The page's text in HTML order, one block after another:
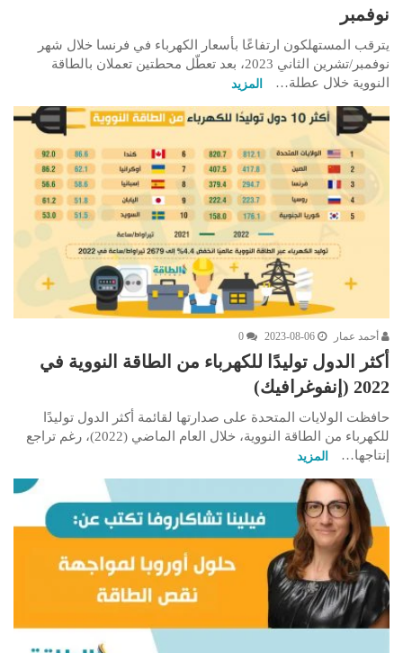
نوفمبر
يترقب المستهلكون ارتفاعًا بأسعار الكهرباء في فرنسا خلال شهر
نوفمبر/تشرين الثاني 2023، بعد تعطّل محطتين تعملان بالطاقة
النووية خلال عطلة…
المزيد
أحمد عمار 2023-08-06
0
أكثر الدول توليدًا للكهرباء من الطاقة النووية في
2022 (إنفوغرافيك)
حافظت الولايات المتحدة على صدارتها لقائمة أكثر الدول توليدًا
للكهرباء من الطاقة النووية، خلال العام الماضي (2022)، رغم تراجع
إنتاجها…
المزيد